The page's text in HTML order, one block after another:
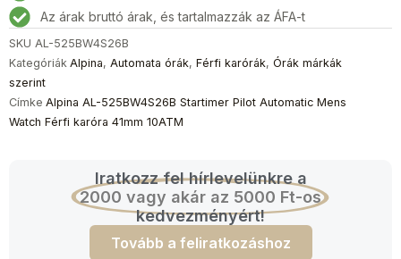
mennyiségAz árak bruttó árak, és tartalmazzák az ÁFA-t
SKU AL-525BW4S26B
Kategóriák Alpina, Automata órák, Férfi karórák, Órák márkák
szerint
Címke Alpina AL-525BW4S26B Startimer Pilot Automatic Mens
Watch Férfi karóra 41mm 10ATM
Iratkozz fel hírlevelünkre a
2000 vagy akár az 5000 Ft-os
kedvezményért!
Tovább a feliratkozáshoz